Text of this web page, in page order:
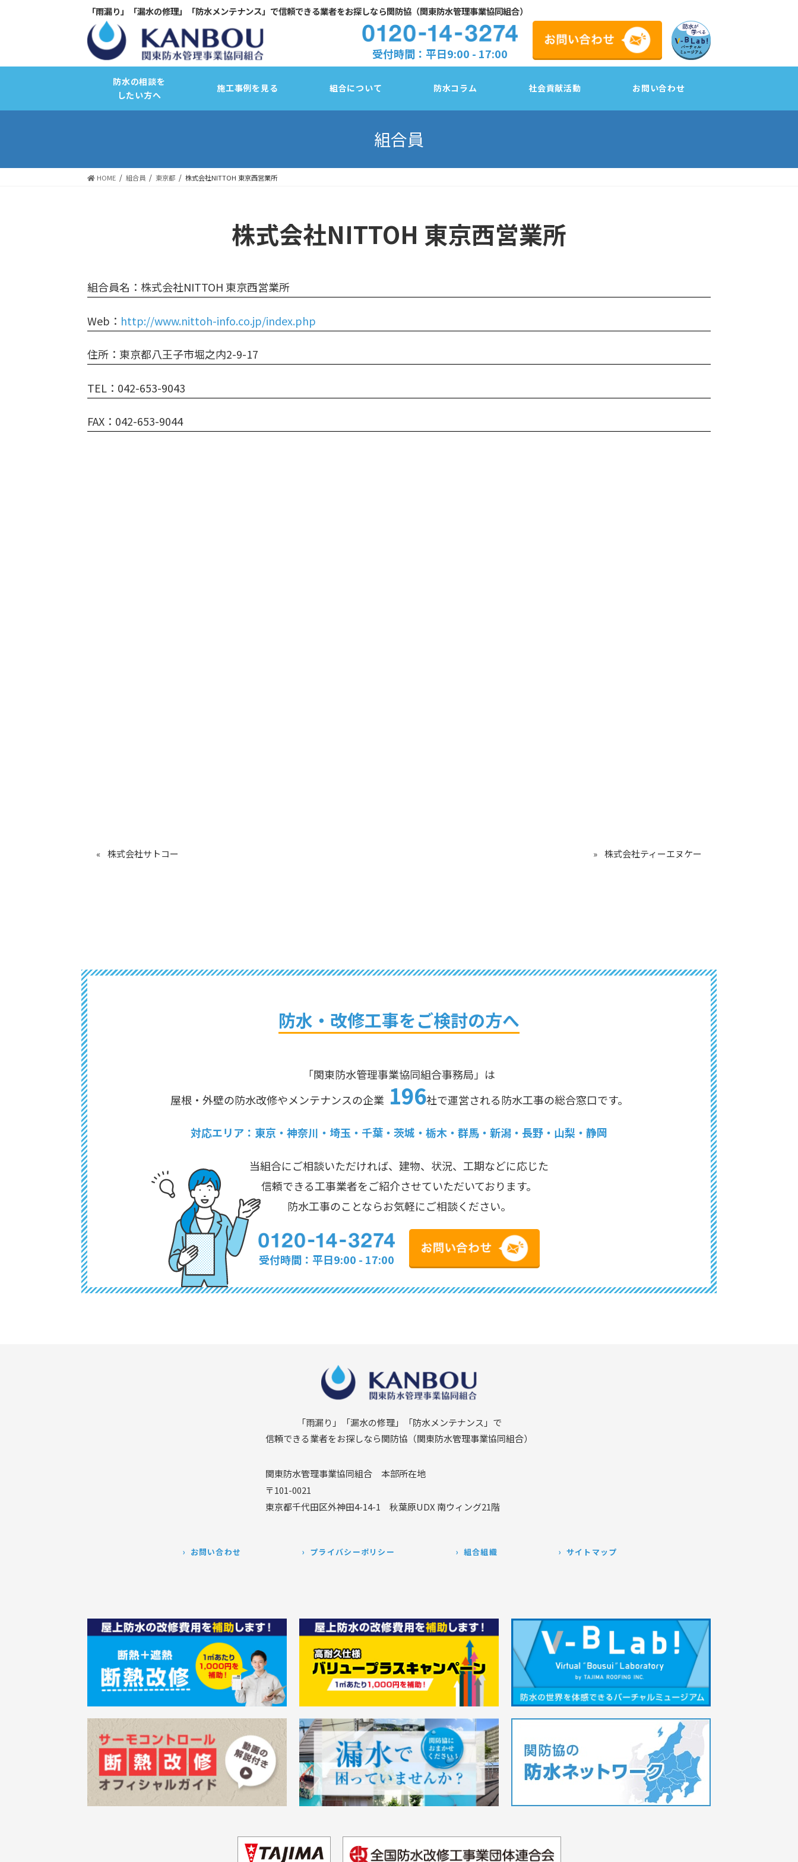
「雨漏り」「漏水の修理」「防水メンテナンス」で信頼できる業者をお探しなら関防協（関東防水管理事業協同組合）
受付時間：平日9:00 - 17:00
防水の相談を
したい方へ
施工事例を見る 組合について
千葉県
茨城県
栃木県
防水コラム 社会貢献活動 お問い合わせ
組合員
HOME 組合員 東京都 株式会社NITTOH 東京西営業所
株式会社NITTOH 東京西営業所
組合員名：株式会社NITTOH 東京西営業所
Web： http://www.nittoh-info.co.jp/index.php
住所：東京都八王子市堀之内2-9-17
TEL：042-653-9043
FAX：042-653-9044
株式会社サトコー 株式会社ティーエヌケー
防水・改修工事をご検討の方へ
「関東防水管理事業協同組合事務局」は
屋根・外壁の防水改修やメンテナンスの企業 196社で運営される防水工事の総合窓口です。
対応エリア：東京・神奈川・埼玉・千葉・茨城・栃木・群馬・新潟・長野・山梨・静岡
当組合にご相談いただければ、建物、状況、工期などに応じた
信頼できる工事業者をご紹介させていただいております。
防水工事のことならお気軽にご相談ください。
受付時間：平日9:00 - 17:00
「雨漏り」「漏水の修理」
「防水メンテナンス」で
信頼できる業者をお探しなら関防協 （関東防水管理事業協同組合）
関東防水管理事業協同組合 本部所在地
〒101-0021
東京都千代田区外神田4-14-1 秋葉原UDX 南ウィング21階
お問い合わせ プライバシーポリシー 組合組織 サイトマップ